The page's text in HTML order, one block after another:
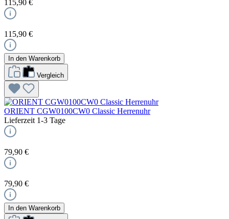
115,90 €
115,90 €
In den Warenkorb
Vergleich
ORIENT CGW0100CW0 Classic Herrenuhr
Lieferzeit 1-3 Tage
79,90 €
79,90 €
In den Warenkorb